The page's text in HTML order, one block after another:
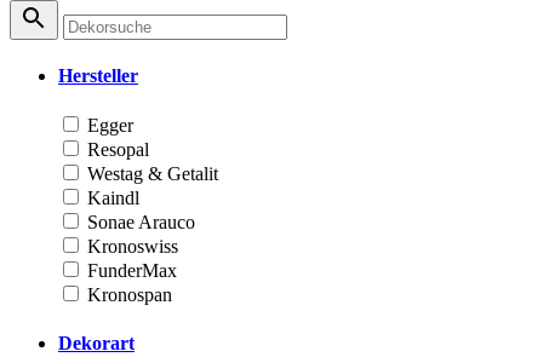
Hersteller
Egger
Resopal
Westag & Getalit
Kaindl
Sonae Arauco
Kronoswiss
FunderMax
Kronospan
Dekorart